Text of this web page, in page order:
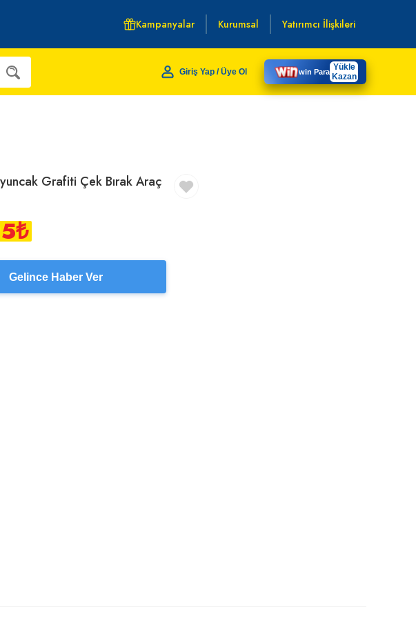
Kampanyalar Kurumsal Yatırımcı İlişkileri
Giriş Yap / Üye Ol win Para Yükle
Kazan
Grafiti Çek Bırak Araç
₺
Gelince Haber Ver